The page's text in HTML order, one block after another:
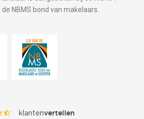
de NBMS bond van makelaars.